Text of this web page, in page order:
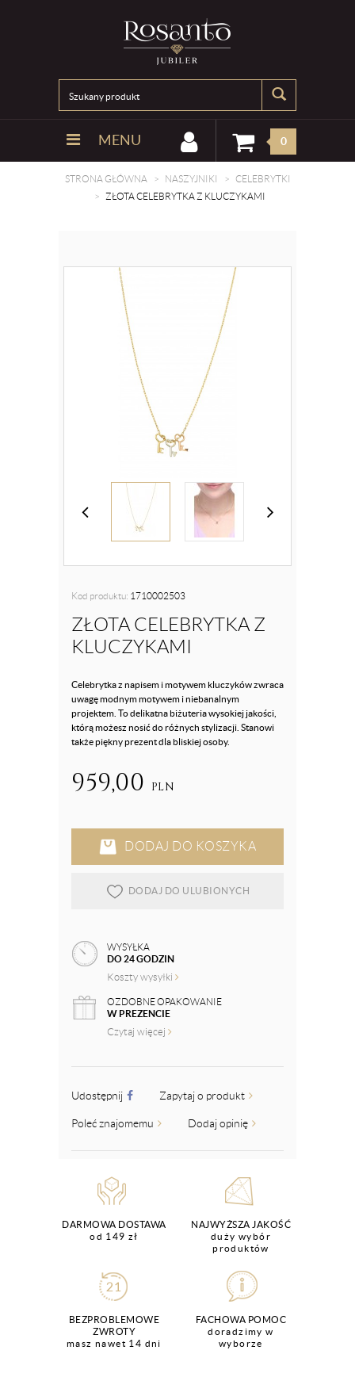
MENU 0
STRONA GŁÓWNA NASZYJNIKI
CELEBRYTKI
ZŁOTA CELEBRYTKA Z KLUCZYKAMI
Kod produktu: 1710002503
ZŁOTA CELEBRYTKA Z
KLUCZYKAMI
Celebrytka z napisem i motywem kluczyków zwraca
uwagę modnym motywem i niebanalnym
projektem. To delikatna biżuteria wysokiej jakości,
którą możesz nosić do różnych stylizacji. Stanowi
także piękny prezent dla bliskiej osoby.
959,00 PLN
DODAJ DO KOSZYKA
DODAJ DO ULUBIONYCH
WYSYŁKA
DO 24 GODZIN
Koszty wysyłki
OZDOBNE OPAKOWANIE
W PREZENCIE
Czytaj więcej
Udostępnij Zapytaj o produkt
Poleć znajomemu Dodaj opinię
DARMOWA DOSTAWA
od 149 zł
NAJWYŻSZA JAKOŚĆ
duży wybór
produktów
BEZPROBLEMOWE
ZWROTY
masz nawet 14 dni
FACHOWA POMOC
doradzimy w
wyborze